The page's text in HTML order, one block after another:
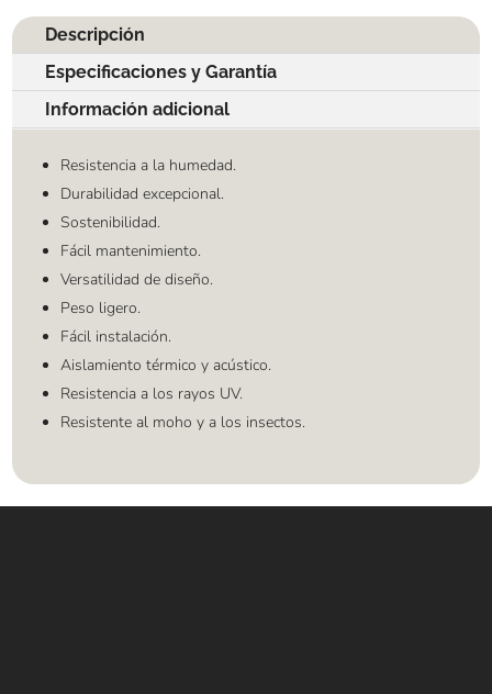
Descripción
Especificaciones y Garantía
Información adicional
Resistencia a la humedad.
Durabilidad excepcional.
Sostenibilidad.
Fácil mantenimiento.
Versatilidad de diseño.
Peso ligero.
Fácil instalación.
Aislamiento térmico y acústico.
Resistencia a los rayos UV.
Resistente al moho y a los insectos.